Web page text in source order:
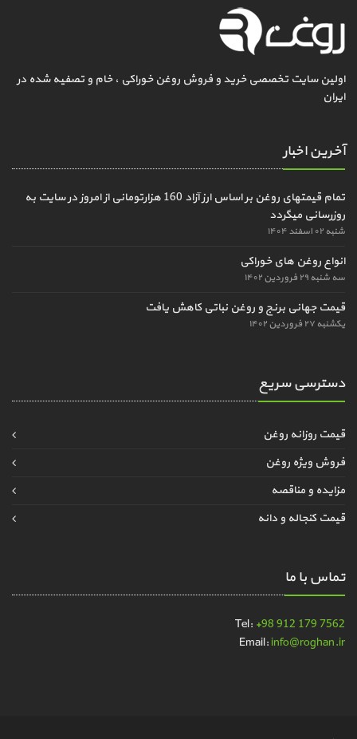
اولین سایت تخصصی خرید و فروش روغن خوراکی ، خام و تصفیه شده در
ایران
آخرین اخبار
تمام قیمتهای روغن بر اساس ارز آزاد 160 هزارتومانی از امروز در سایت به
روزرسانی میگردد
شنبه ۰۲ اسفند ۱۴۰۴
انواع روغن های خوراکی
سه شنبه ۲۹ فروردین ۱۴۰۲
قیمت جهانی برنج و روغن نباتی کاهش یافت
یکشنبه ۲۷ فروردین ۱۴۰۲
دسترسی سریع
قیمت روزانه روغن
فروش ویژه روغن
مزایده و مناقصه
قیمت کنجاله و دانه
تماس با ما
Tel: +98 912 179 7562
Email:info@roghan.ir